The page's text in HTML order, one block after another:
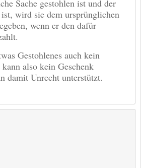
Sache gestohlen ist und der
wird sie dem ursprünglichen
wenn er den dafür
Gestohlenes auch kein
also kein Geschenk
damit Unrecht unterstützt.